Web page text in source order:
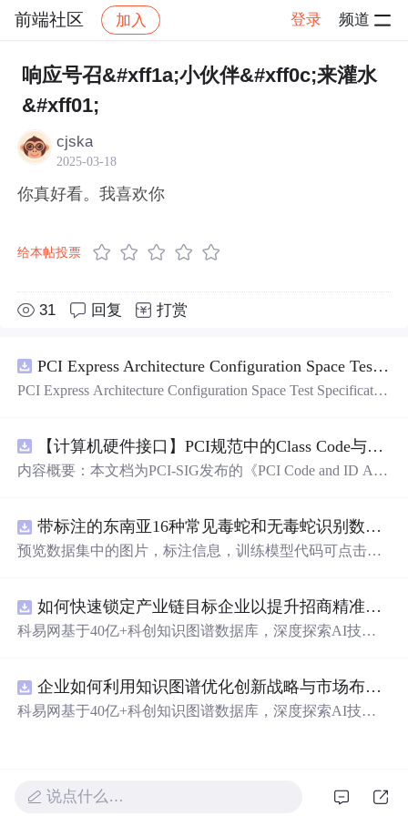
前端社区 加入 登录 频道
社区 前端社区 感慨 帖子详情
响应号召&#xff1a;小伙伴&#xff0c;来灌水
&#xff01;
cjska
2025-03-18
你真好看。我喜欢你
给本帖投票
31 回复 打赏
PCI Express Architecture Configuration Space Test Specification Revision 5.0, Version 1.0 (CB).pdf
PCI Express Architecture Configuration Space Test Specificatio
【计算机硬件接口】PCI规范中的Class Code与Capability ID分配：设备功能分类及扩展能力标识系统设计
内容概要：本文档为PCI-SIG发布的《PCI Code and ID Assi
ity IDs）以
带标注的东南亚16种常见毒蛇和无毒蛇识别数据集， 识别率73.4%，7593张图，支持yolo
预览数据集中的图片，标注信息，训练模型代码可点击查
免费咨询，主页获取作者联系方式
如何快速锁定产业链目标企业以提升招商精准度？.docx
科易网基于40亿+科创知识图谱数据库，深度探索AI技术
新领域的AI+数智化解决方案，推动科技创新与产业创新
智能化发展。
企业如何利用知识图谱优化创新战略与市场布局？.docx
科易网基于40亿+科创知识图谱数据库，深度探索AI技术
智能化发展。
说点什么…